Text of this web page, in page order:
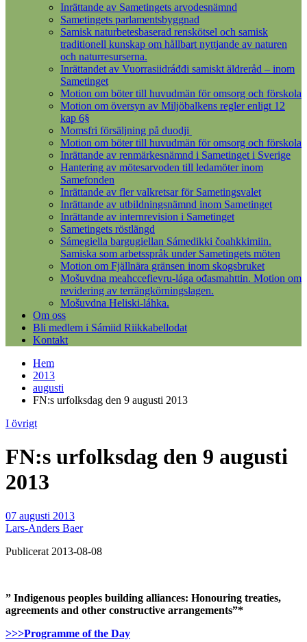
Inrättande av Sametingets arvodesnämnd
Sametingets parlamentsbyggnad
Samisk naturbetesbaserad renskötsel och samisk
traditionell kunskap om hållbart nyttjande av naturen
och naturresurserna.
Inrättandet av Vuorrasiidráđđi samiskt äldreråd – inom
Sametinget
Motion om böter till huvudmän för omsorg och förskola
Motion om översyn av Miljöbalkens regler enligt 12
kap 6§
Momsfri försäljning på duodji
Motion om böter till huvudmän för omsorg och förskola
Inrättande av renmärkesnämnd i Sametinget i Sverige
Hantering av mötesarvoden till ledamöter inom
Samefonden
Inrättande av fler valkretsar för Sametingsvalet
Inrättande av utbildningsnämnd inom Sametinget
Inrättande av internrevision i Sametinget
Sametingets röstlängd
Sámegiella bargugiellan Sámedikki čoahkkimiin.
Samiska som arbetsspråk under Sametingets möten
Motion om Fjällnära gränsen inom skogsbruket
Mošuvdna meahccefievru-lága ođasmahttin. Motion om
revidering av terrängkörningslagen.
Mošuvdna Heliski-láhka.
Om oss
Bli medlem i Sámiid Riikkabellodat
Kontakt
Hem
2013
augusti
FN:s urfolksdag den 9 augusti 2013
I övrigt
FN:s urfolksdag den 9 augusti
2013
07 augusti 2013
Lars-Anders Baer
Publicerat 2013-08-08
” Indigenous peoples building alliances: Honouring treaties,
agreements and other constructive arrangements”*
>>>Programme of the Day